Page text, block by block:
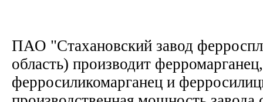
ПАО "Стахановский завод
область) производит ферромарганец,
ферросиликомарганец и